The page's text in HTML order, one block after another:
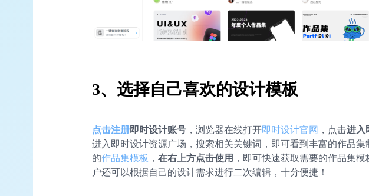
3、选择自己喜欢的设计模板
点击注册即时设计账号 ，浏览器在线打开即时设计官网 ，点击进入
进入即时设计资源广场，搜索相关关键词，即可看到丰富的作品
的作品集模板 ， 在右上方点击使用 ，即可快速获取需要的作品集
户还可以根据自己的设计需求进行二次编辑，十分便捷！